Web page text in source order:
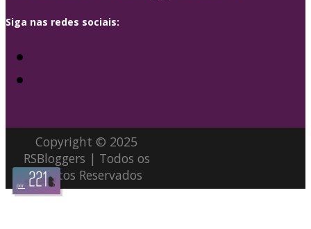
Siga nas redes sociais:
Copyright © 2025
RSBloggers | Todos os
Direitos Reservados
por